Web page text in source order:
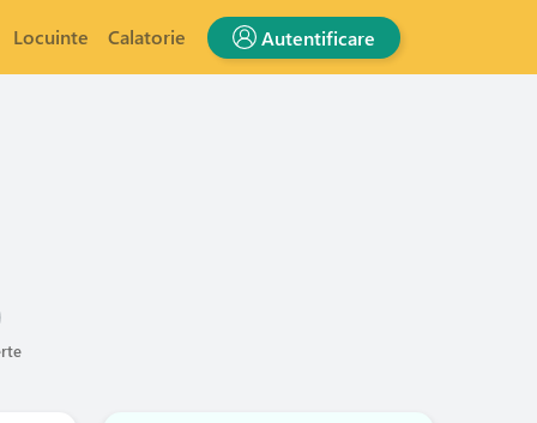
Locuinte Calatorie Autentificare